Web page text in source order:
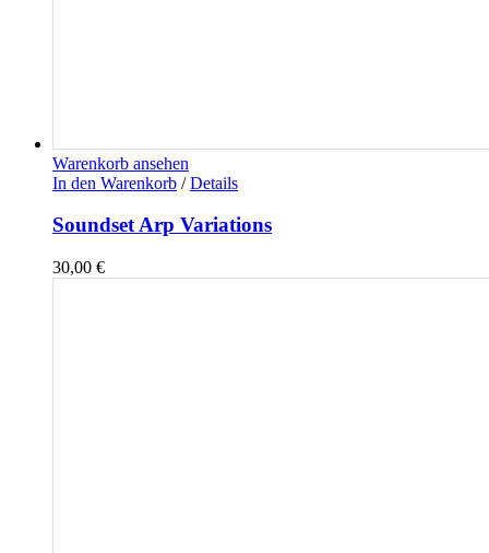
Warenkorb ansehen
In den Warenkorb / Details
Soundset Arp Variations
30,00 €